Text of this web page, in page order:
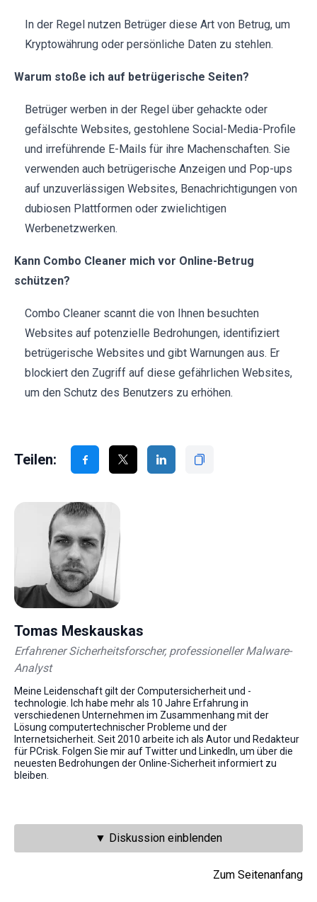
In der Regel nutzen Betrüger diese Art von Betrug, um
Kryptowährung oder persönliche Daten zu stehlen.
Warum stoße ich auf betrügerische Seiten?
Betrüger werben in der Regel über gehackte oder
gefälschte Websites, gestohlene Social-Media-Profile
und irreführende E-Mails für ihre Machenschaften. Sie
verwenden auch betrügerische Anzeigen und Pop-ups
auf unzuverlässigen Websites, Benachrichtigungen von
dubiosen Plattformen oder zwielichtigen
Werbenetzwerken.
Kann Combo Cleaner mich vor Online-Betrug
schützen?
Combo Cleaner scannt die von Ihnen besuchten
Websites auf potenzielle Bedrohungen, identifiziert
betrügerische Websites und gibt Warnungen aus. Er
blockiert den Zugriff auf diese gefährlichen Websites,
um den Schutz des Benutzers zu erhöhen.
Teilen:
Tomas Meskauskas
Erfahrener Sicherheitsforscher, professioneller Malware-
Analyst
Meine Leidenschaft gilt der Computersicherheit und -
technologie. Ich habe mehr als 10 Jahre Erfahrung in
verschiedenen Unternehmen im Zusammenhang mit der
Lösung computertechnischer Probleme und der
Internetsicherheit. Seit 2010 arbeite ich als Autor und Redakteur
für PCrisk. Folgen Sie mir auf Twitter und LinkedIn, um über die
neuesten Bedrohungen der Online-Sicherheit informiert zu
bleiben.
▼ Diskussion einblenden
Zum Seitenanfang